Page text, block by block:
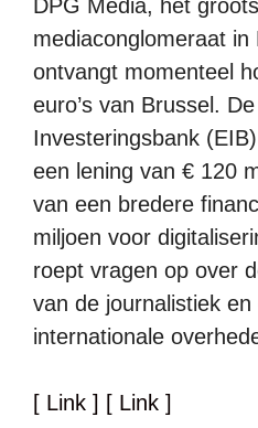
DPG Media, het
mediaconglomeraat in
ontvangt momenteel
euro’s van Brussel.
Investeringsbank
een lening van € 120
van een bredere
miljoen voor
roept vragen op over
van de journalistiek
internationale
[ Link ] [ Link ]